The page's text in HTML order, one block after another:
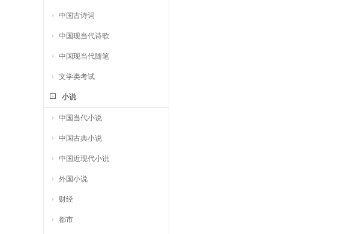
中国古诗词
中国现当代诗歌
中国现当代随笔
文学类考试
小说
中国当代小说
中国古典小说
中国近现代小说
外国小说
财经
都市